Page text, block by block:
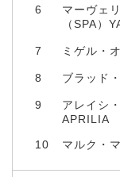
6
マーヴェ
（SPA）
7 ミゲル・
8 ブラッド
9
アレイシ
APRILIA
10 マルク・